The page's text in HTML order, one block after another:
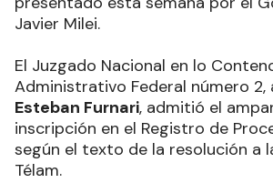
Javier Milei.
El Juzgado Nacional en lo
Administrativo Federal número 2,
Esteban Furnari, admitió el
inscripción en el Registro de
según el texto de la resolución a
Télam.